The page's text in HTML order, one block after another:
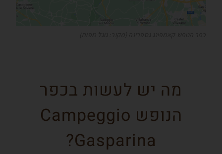
מה יש לעשות בכפר
הנופש Campeggio
Gasparina?